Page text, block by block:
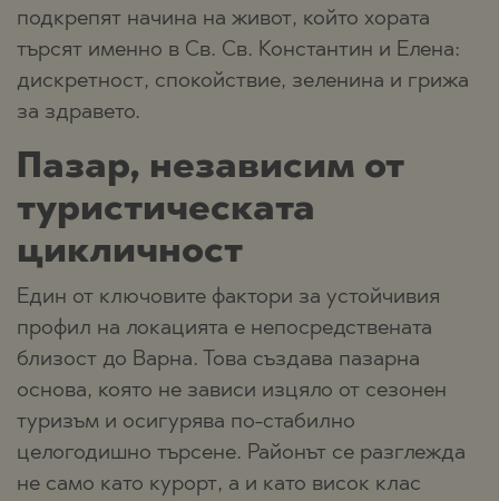
подкрепят начина на живот, който хората
търсят именно в Св. Св. Константин и Елена:
дискретност, спокойствие, зеленина и грижа
за здравето.
Пазар, независим от
туристическата
цикличност
Един от ключовите фактори за устойчивия
профил на локацията е непосредствената
близост до Варна. Това създава пазарна
основа, която не зависи изцяло от сезонен
туризъм и осигурява по-стабилно
целогодишно търсене. Районът се разглежда
не само като курорт, а и като висок клас